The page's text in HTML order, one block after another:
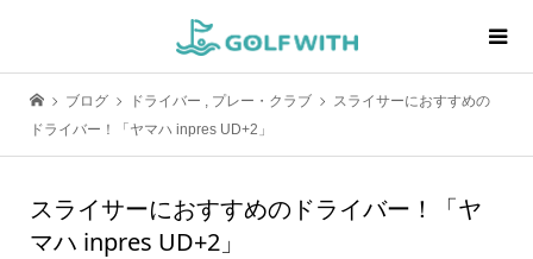
ブログ ドライバー , プレー・クラブ
スライサーにおすすめの
ドライバー！「ヤマハ inpres UD+2」
スライサーにおすすめのドライバー！「ヤ
マハ inpres UD+2」